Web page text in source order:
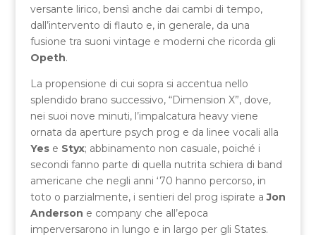
versante lirico, bensì anche dai cambi di tempo,
dall’intervento di flauto e, in generale, da una
fusione tra suoni vintage e moderni che ricorda gli
Opeth.
La propensione di cui sopra si accentua nello
splendido brano successivo, “Dimension X”, dove,
nei suoi nove minuti, l’impalcatura heavy viene
ornata da aperture psych prog e da linee vocali alla
Yese Styx; abbinamento non casuale, poiché i
secondi fanno parte di quella nutrita schiera di band
americane che negli anni ‘70 hanno percorso, in
toto o parzialmente, i sentieri del prog ispirate aJon
Anderson e company che all’epoca
imperversarono in lungo e in largo per gli States.